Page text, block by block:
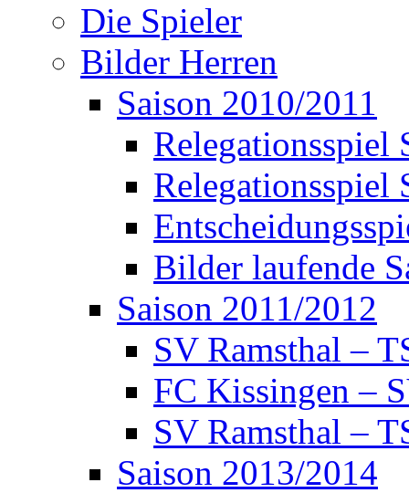
Die Spieler
Bilder Herren
Saison 2010/2011
Relegationsspiel
Relegationsspiel
Bilder laufende
Saison 2011/2012
SV Ramsthal –
FC Kissingen –
SV Ramsthal –
Saison 2013/2014